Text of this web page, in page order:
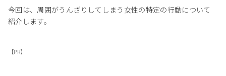
今回は、周囲がうんざりしてしまう女性の特定の行動について
紹介します。
【PR】